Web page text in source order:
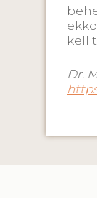
kell
Dr.